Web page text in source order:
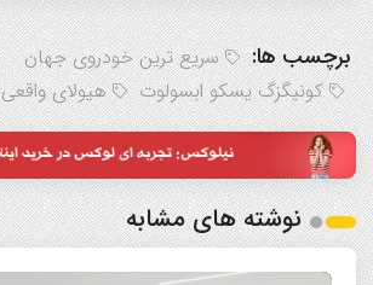
برچسب ها:
سریع ترین خودروی جهان
کونیگزگ یسکو ابسولوت
هیولای واقعی
نوشته های مشابه